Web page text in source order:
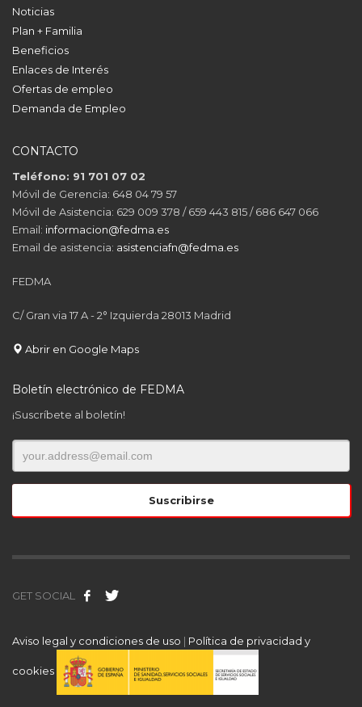
Noticias
Plan + Familia
Beneficios
Enlaces de Interés
Ofertas de empleo
Demanda de Empleo
CONTACTO
Teléfono: 91 701 07 02
Móvil de Gerencia: 648 04 79 57
Móvil de Asistencia: 629 009 378 / 659 443 815 / 686 647 066
Email: informacion@fedma.es
Email de asistencia: asistenciafn@fedma.es
FEDMA
C/ Gran via 17 A - 2° Izquierda 28013 Madrid
Abrir en Google Maps
Boletín electrónico de FEDMA
¡Suscríbete al boletín!
GET SOCIAL
Aviso legal y condiciones de uso | Política de privacidad y
cookies